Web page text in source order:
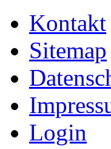
Kontakt
Sitemap
Login